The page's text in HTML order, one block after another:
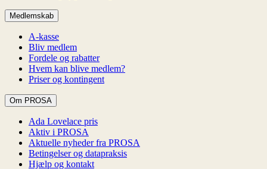
Medlemskab
A-kasse
Bliv medlem
Fordele og rabatter
Hvem kan blive medlem?
Priser og kontingent
Om PROSA
Ada Lovelace pris
Aktiv i PROSA
Aktuelle nyheder fra PROSA
Betingelser og datapraksis
Hjælp og kontakt